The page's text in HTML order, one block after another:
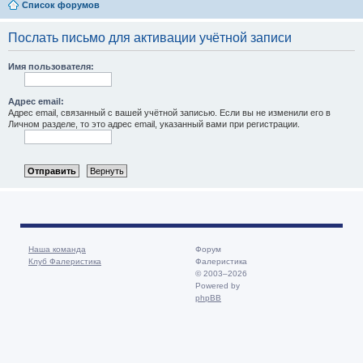
Список форумов
Послать письмо для активации учётной записи
Имя пользователя:
Адрес email:
Адрес email, связанный с вашей учётной записью. Если вы не изменили его в
Личном разделе, то это адрес email, указанный вами при регистрации.
Наша команда
Клуб Фалеристика
Форум
Фалеристика
© 2003–2026
Powered by
phpBB